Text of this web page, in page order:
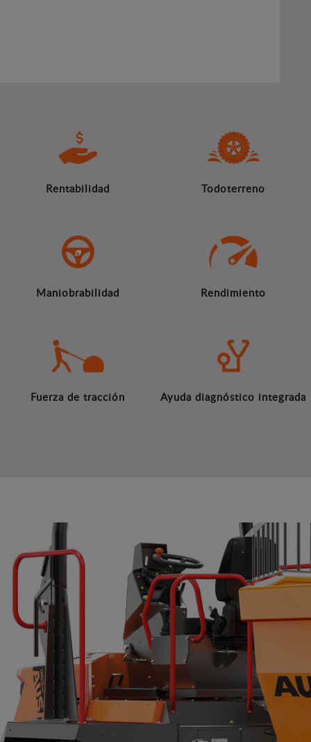
Rentabilidad Todoterreno
Maniobrabilidad Rendimiento
Fuerza de tracción Ayuda diagnóstico integrada